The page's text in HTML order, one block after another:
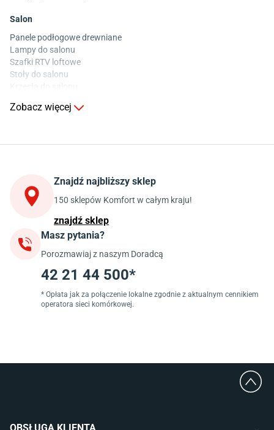
Salon
Panele podłogowe drewniane
Lampy do salonu
Szafki RTV loftowe
Stoły do salonu
Stoły do kuchni
Szafki kuchenne wiszące (górne)
Szafki pod zlewozmywak
Blaty kuchenne laminowane
Jadalnia
Stoły do jadalni
Krzesła do jadalni
Dywany szare
Lampy w stylu loftowym
Lampy wiszące do jadalni
Zobacz więcej
Znajdź najbliższy sklep
150 sklepów Komfort w całym kraju!
znajdź sklep
Masz pytania?
Porozmawiaj z naszym Doradcą
42 21 44 500*
* Opłata jak za połączenie lokalne zgodnie z aktualnym cennikiem
operatora sieci komórkowej.